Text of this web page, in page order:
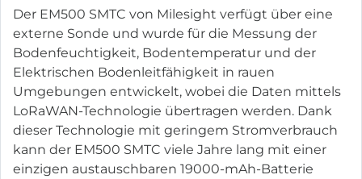
Der EM500 SMTC von Milesight verfügt über eine
externe Sonde und wurde für die Messung der
Bodenfeuchtigkeit, Bodentemperatur und der
Elektrischen Bodenleitfähigkeit in rauen
Umgebungen entwickelt, wobei die Daten mittels
LoRaWAN-Technologie übertragen werden. Dank
dieser Technologie mit geringem Stromverbrauch
kann der EM500 SMTC viele Jahre lang mit einer
einzigen austauschbaren 19000-mAh-Batterie